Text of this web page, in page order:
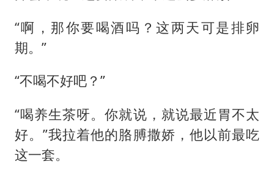
“啊，那你要喝酒吗？这两天可是排卵
期。”
“不喝不好吧？”
“喝养生茶呀。你就说，就说最近胃不太
好。”我拉着他的胳膊撒娇，他以前最吃
这一套。